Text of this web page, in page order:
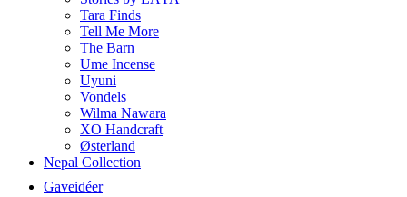
Tara Finds
Tell Me More
The Barn
Ume Incense
Uyuni
Vondels
Wilma Nawara
XO Handcraft
Østerland
Nepal Collection
Gaveidéer